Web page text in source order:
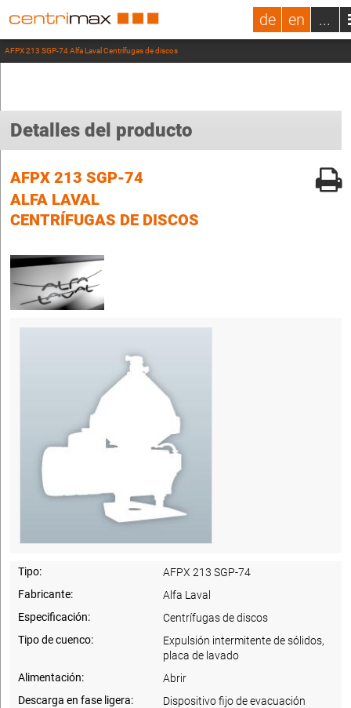
de en ...
AFPX 213 SGP-74 Alfa Laval Centrífugas de discos
Detalles del producto
AFPX 213 SGP-74
ALFA LAVAL
CENTRÍFUGAS DE DISCOS
Tipo:
AFPX 213 SGP-74
Fabricante:
Alfa Laval
Especificación:
Centrífugas de discos
Tipo de cuenco:
Expulsión intermitente de sólidos,
placa de lavado
Alimentación:
Abrir
Descarga en fase ligera:
Dispositivo fijo de evacuación